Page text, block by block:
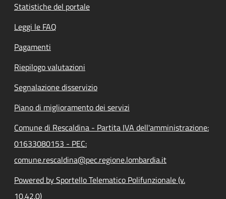
Statistiche del portale
Leggi le FAQ
Pagamenti
Riepilogo valutazioni
Segnalazione disservizio
Piano di miglioramento dei servizi
Comune di Rescaldina - Partita IVA dell'amministrazione:
01633080153 - PEC:
comune.rescaldina@pec.regione.lombardia.it
Powered by Sportello Telematico Polifunzionale (v.
10.42.0)